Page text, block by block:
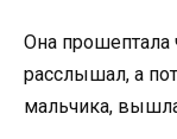
Она прошептала
расслышал, а
мальчика,